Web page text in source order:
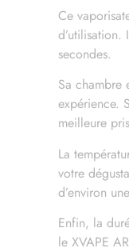
Ce
secondes.
Sa chambre
expérience.
meilleure
La
votre
d’environ
Enfin, la
le XVAPE